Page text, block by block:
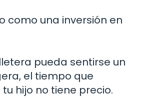
como una inversión en
pueda sentirse un
el tiempo que
hijo no tiene precio.